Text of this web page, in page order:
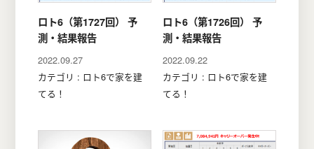
ロト6（第1727回） 予
測・結果報告
2022.09.27
カテゴリ : ロト6で家を建
てる！
ロト6（第1726回） 予
測・結果報告
2022.09.22
カテゴリ : ロト6で家を建
てる！